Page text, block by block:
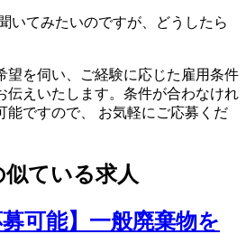
いてみたいのですが、どうしたら
望を伺い、ご経験に応じた雇用条件
伝えいたします。条件が合わなけれ
能ですので、 お気軽にご応募くだ
ている求人
募可能】一般廃棄物を